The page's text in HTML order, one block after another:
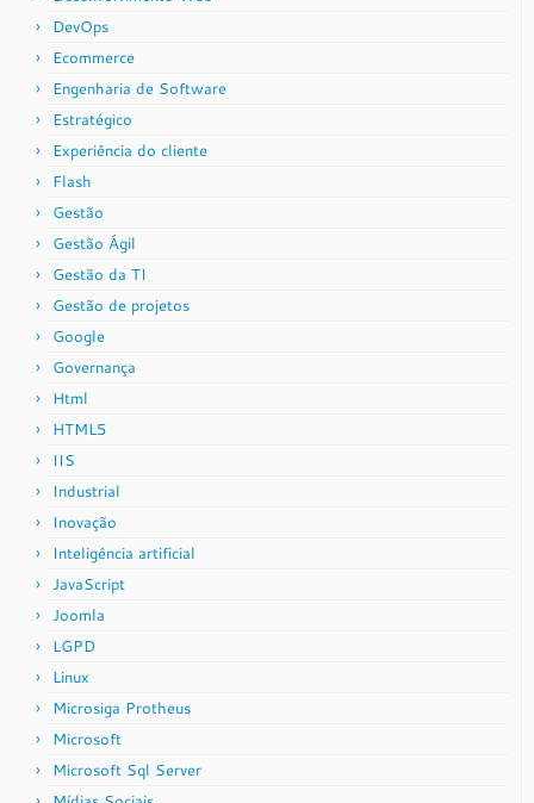
DevOps
Ecommerce
Engenharia de Software
Estratégico
Experiência do cliente
Flash
Gestão
Gestão Ágil
Gestão da TI
Gestão de projetos
Google
Governança
Html
HTML5
IIS
Industrial
Inovação
Inteligência artificial
JavaScript
Joomla
LGPD
Linux
Microsiga Protheus
Microsoft
Microsoft Sql Server